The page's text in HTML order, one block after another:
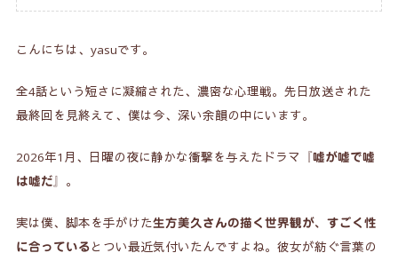
こんにちは、yasuです。
全4話という短さに凝縮された、濃密な心理戦。先日放送された
最終回を見終えて、僕は今、深い余韻の中にいます。
2026年1月、日曜の夜に静かな衝撃を与えたドラマ
『嘘が嘘で嘘
は嘘だ』 。
実は僕、脚本を手がけた生方美久さんの描く世界観が、すごく性
に合っている とつい最近気付いたんですよね。彼女が紡ぐ言葉の